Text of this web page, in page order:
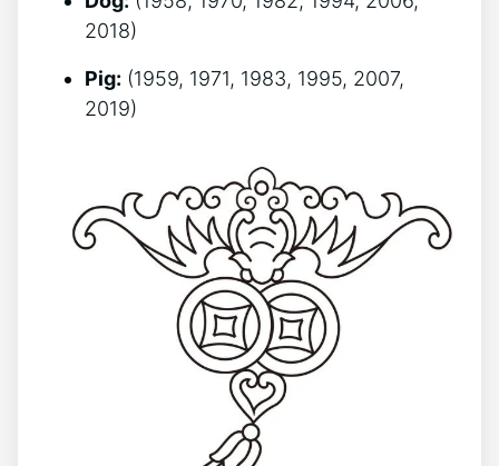
2018)
Pig: (1959, 1971, 1983, 1995, 2007,
2019)